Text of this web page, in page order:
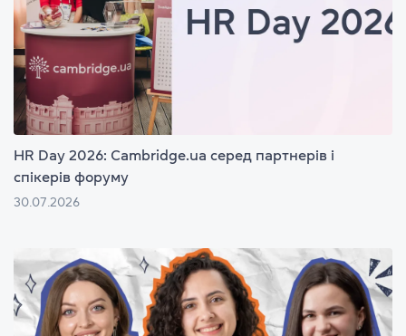
HR Day 2026: Cambridge.ua серед партнерів і
спікерів форуму
30.07.2026